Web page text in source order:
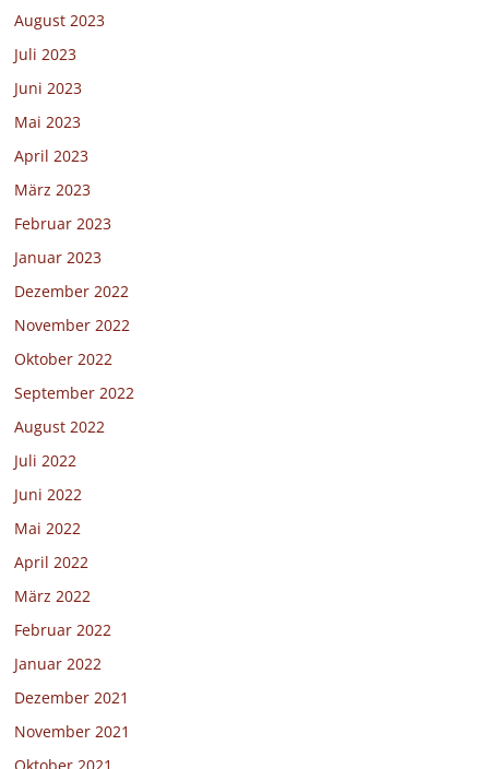
August 2023
Juli 2023
Juni 2023
Mai 2023
April 2023
März 2023
Februar 2023
Januar 2023
Dezember 2022
November 2022
Oktober 2022
September 2022
August 2022
Juli 2022
Juni 2022
Mai 2022
April 2022
März 2022
Februar 2022
Januar 2022
Dezember 2021
November 2021